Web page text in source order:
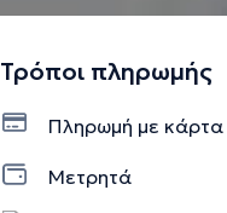
Τρόποι πληρωμής
Πληρωμή με κάρτα
Μετρητά